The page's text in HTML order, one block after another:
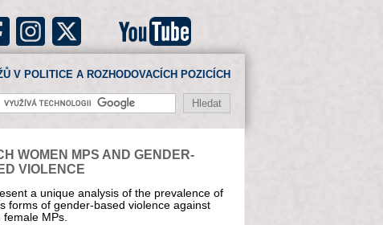
V POLITICE A ROZHODOVACÍCH POZICÍCH
WOMEN MPS AND GENDER-
VIOLENCE
a unique analysis of the prevalence of
forms of gender-based violence against
female MPs.